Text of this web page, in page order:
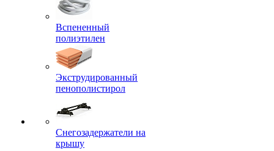
Вспененный
полиэтилен
Экструдированный
пенополистирол
Снегозадержатели на
крышу